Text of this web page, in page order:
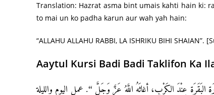
Translation: Hazrat asma bint umais kahti hain ki:
to mai un ko padha karun aur wah yah hain:
“ALLAHU ALLAHU RABBI, LA ISHRIKU BIHI SHAIAN”.
Aaytul Kursi Badi Badi Taklifon Ka
عِنْدَ الكَرْبِ، أغاثَهُ اللَّهُ عَزَّ وَجَلَّ “. عمل اليوم والليلة